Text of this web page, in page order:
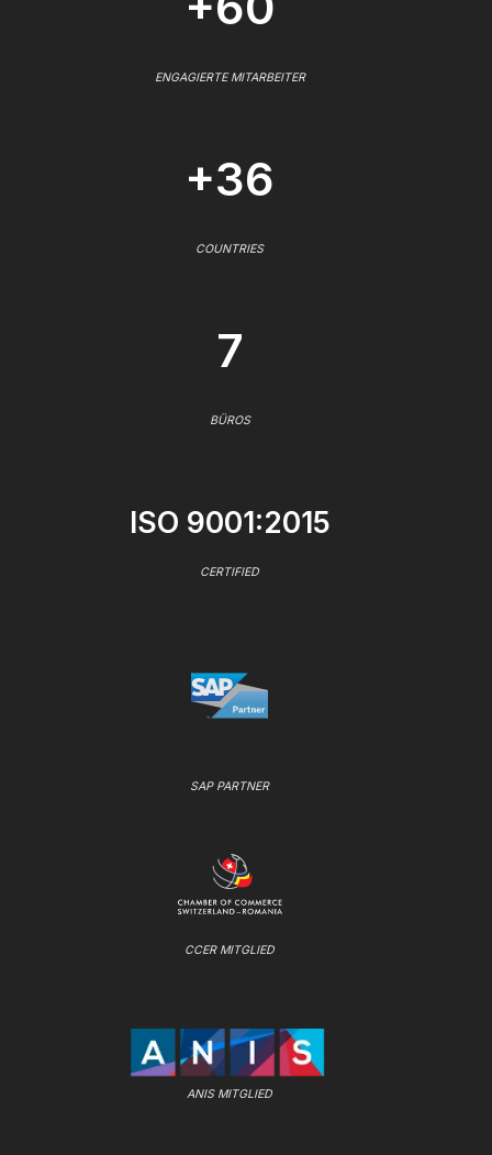
ENGAGIERTE MITARBEITER
+36
COUNTRIES
7
BÜROS
ISO 9001:2015
CERTIFIED
SAP PARTNER
CCER MITGLIED
ANIS MITGLIED